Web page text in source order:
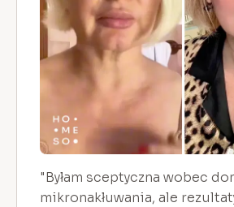
"Byłam sceptyczna wobec
mikronakłuwania, ale